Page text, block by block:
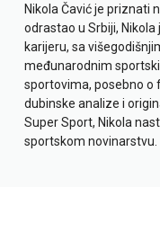
Nikola Čavić je priznati
odrastao u Srbiji,
karijeru, sa
međunarodnim
sportovima, posebno o
dubinske analize i
Super Sport, Nikola
sportskom novinarstvu.